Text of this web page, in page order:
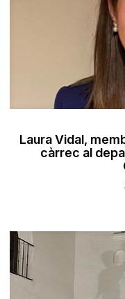
Laura Vidal,
càrrec al